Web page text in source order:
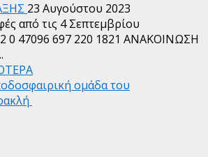
23 Αυγούστου 2023
από τις 4 Σεπτεμβρίου
0 47096 697 220 1821 ΑΝΑΚΟΙΝΩΣΗ
ομάδα του